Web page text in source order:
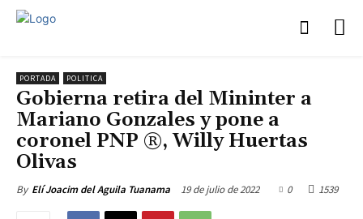
PORTADA POLITICA
Gobierna retira del Mininter a
Mariano Gonzales y pone a
coronel PNP ®, Willy Huertas
Olivas
By Elí Joacim del Aguila Tuanama 19 de julio de 2022 0 1539